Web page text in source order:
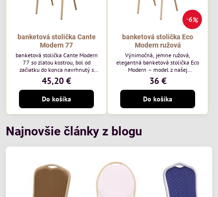
banketová stolička Cante
Modern 77
banketová stolička Cante Modern
77 so zlatou kostrou, bol od
začiatku do konca navrhnutý s
ohľadom na elegantné a
sofistikované priestory pre
pohostinstvá. Má zlatý rám a
čalúnenie Moss 07 od poľskej
značky Davis – béžová farba s
mäkkým povrchom je ideálna do
kombinuje klasický dizajn s
modernou funkčnosťou. Je odolná,
45,20 €
Do košíka
6%
banketová stolička Eco
Modern ružová
Výnimočná, jemne ružová,
elegantná banketová stolička Eco
Modern – model z našej
ekonomicky výhodnej rady. Táto
nová verzia je ešte lepšie
prispôsobená potrebám moderných
pohostinských priestorov, ako sú
hotely a reštaurácie. Medzi jej
charakteristické znaky patrí
gramážou 210 g/m2, odolný
oceľový rám, stohovateľný až 19
36 €
Do košíka
Najnovšie články z blogu